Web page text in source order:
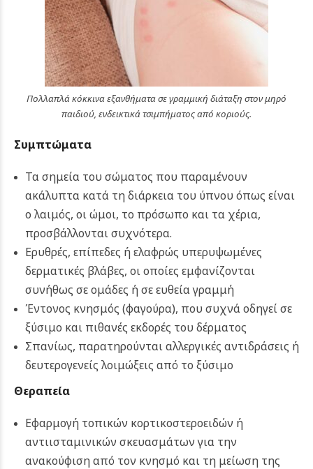
Πολλαπλά κόκκινα εξανθήματα σε γραμμική διάταξη στον μηρό
παιδιού, ενδεικτικά τσιμπήματος από κοριούς.
Συμπτώματα
Τα σημεία του σώματος που παραμένουν
ακάλυπτα κατά τη διάρκεια του ύπνου όπως είναι
ο λαιμός, οι ώμοι, το πρόσωπο και τα χέρια,
προσβάλλονται συχνότερα.
Ερυθρές, επίπεδες ή ελαφρώς υπερυψωμένες
δερματικές βλάβες, οι οποίες εμφανίζονται
συνήθως σε ομάδες ή σε ευθεία γραμμή
Έντονος κνησμός (φαγούρα), που συχνά οδηγεί σε
ξύσιμο και πιθανές εκδορές του δέρματος
Σπανίως, παρατηρούνται αλλεργικές αντιδράσεις ή
δευτερογενείς λοιμώξεις από το ξύσιμο
Θεραπεία
Εφαρμογή τοπικών κορτικοστεροειδών ή
αντιισταμινικών σκευασμάτων για την
ανακούφιση από τον κνησμό και τη μείωση της